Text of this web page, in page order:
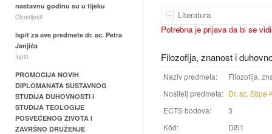
Literatura
Potrebna je prijava da bi se
Filozofija, znanost i
Naziv predmeta:
Filozofija,
Nositelj predmeta: Dr. sc. Stipe
ECTS bodova:
3
Kôd:
DI51
nastavnu godinu su u tijeku
Obavijesti
Ispit za sve predmete dr. sc. Petra
Janjića
Ispiti
PROMOCIJA NOVIH
DIPLOMANATA SUSTAVNOG
STUDIJA DUHOVNOSTI I
STUDIJA TEOLOGIJE
POSVEĆENOG ŽIVOTA I
ZAVRŠNO DRUŽENJE